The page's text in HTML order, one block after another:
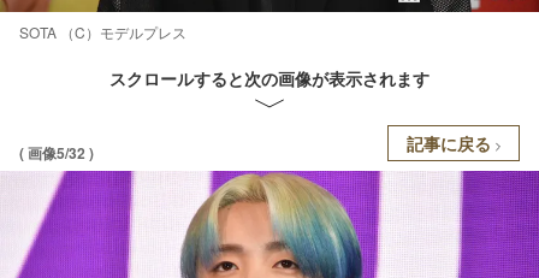
SOTA （C）モデルプレス
スクロールすると次の画像が表示されます
( 画像5/32 ) 記事に戻る